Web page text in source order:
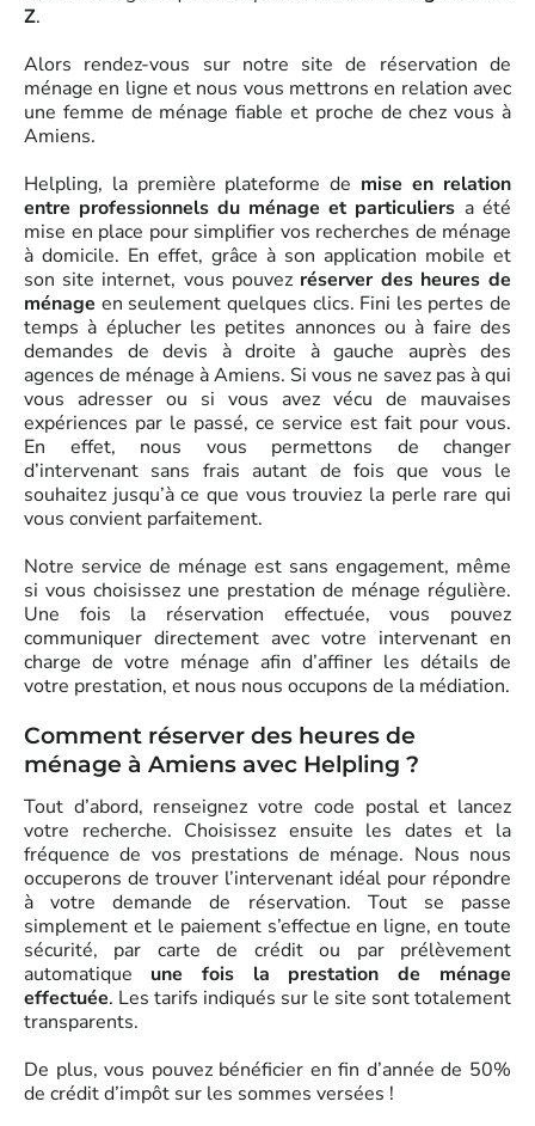
Z.
Alors rendez-vous sur notre site de réservation de
ménage en ligne et nous vous mettrons en relation avec
une femme de ménage fiable et proche de chez vous à
Amiens.
Helpling, la première plateforme de mise en relation
entre professionnels du ménage et particuliers a été
mise en place pour simplifier vos recherches de ménage
à domicile. En effet, grâce à son application mobile et
son site internet, vous pouvez réserver des heures de
ménage en seulement quelques clics. Fini les pertes de
temps à éplucher les petites annonces ou à faire des
demandes de devis à droite à gauche auprès des
agences de ménage à Amiens. Si vous ne savez pas à qui
vous adresser ou si vous avez vécu de mauvaises
expériences par le passé, ce service est fait pour vous.
En effet, nous vous permettons de changer
d’intervenant sans frais autant de fois que vous le
souhaitez jusqu’à ce que vous trouviez la perle rare qui
vous convient parfaitement.
Notre service de ménage est sans engagement, même
si vous choisissez une prestation de ménage régulière.
Une fois la réservation effectuée, vous pouvez
communiquer directement avec votre intervenant en
charge de votre ménage afin d’affiner les détails de
votre prestation, et nous nous occupons de la médiation.
Comment réserver des heures de
ménage à Amiens avec Helpling ?
Tout d’abord, renseignez votre code postal et lancez
votre recherche. Choisissez ensuite les dates et la
fréquence de vos prestations de ménage. Nous nous
occuperons de trouver l’intervenant idéal pour répondre
à votre demande de réservation. Tout se passe
simplement et le paiement s’effectue en ligne, en toute
sécurité, par carte de crédit ou par prélèvement
automatique une fois la prestation de ménage
effectuée. Les tarifs indiqués sur le site sont totalement
transparents.
De plus, vous pouvez bénéficier en fin d’année de 50%
de crédit d’impôt sur les sommes versées !